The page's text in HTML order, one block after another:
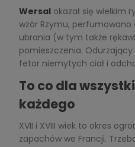
Wersalokazał się wielkim
wzór Rzymu, perfumowano
ubrania (w tym także
pomieszczenia.
fetor niemytych ciał i
To co dla
każdego
XVII i XVIII wiek to okres
zapachów we Francji.